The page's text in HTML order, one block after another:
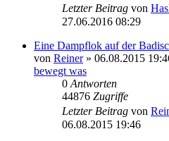
Letzter Beitrag von
27.06.2016 08:29
Eine Dampflok auf der
von Reiner» 06.08.2015
bewegt was
0 Antworten
44876 Zugriffe
Letzter Beitrag von
06.08.2015 19:46